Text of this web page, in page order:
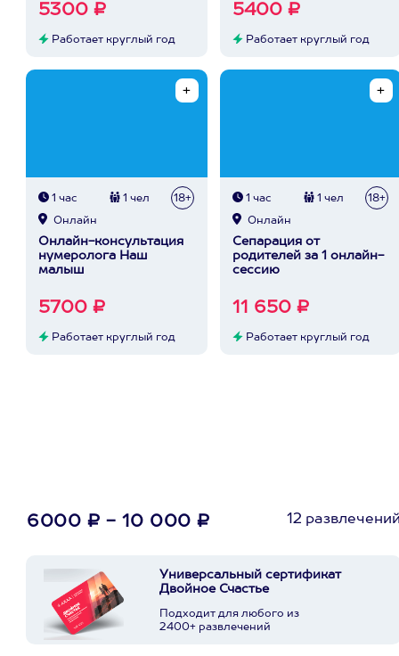
5300 ₽
Работает круглый год
5400 ₽
Работает круглый год
1 час 1 чел 18+
Онлайн
Онлайн-консультация
нумеролога Наш
малыш
5700 ₽
Работает круглый год
1 час 1 чел 18+
Онлайн
Сепарация от
родителей за 1 онлайн-
сессию
11 650 ₽
Работает круглый год
6000 ₽ - 10 000 ₽ 12
Универсальный сертификат
Двойное Счастье
Подходит для любого из
2400+ развлечений